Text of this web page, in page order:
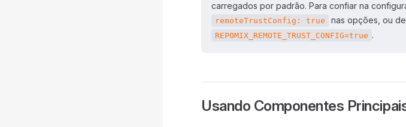
carregados por padrão. Para confiar na
remoteTrustConfig: true nas opções, ou
REPOMIX_REMOTE_TRUST_CONFIG=true .
Usando Componentes